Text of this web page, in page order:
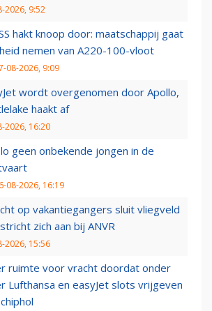
2026, 9:52
hakt knoop door: maatschappij gaat
nemen van A220-100-vloot
08-2026, 9:09
wordt overgenomen door Apollo,
haakt af
2026, 16:20
geen onbekende jongen in de
08-2026, 16:19
op vakantiegangers sluit vliegveld
zich aan bij ANVR
2026, 15:56
ruimte voor vracht doordat onder
Lufthansa en easyJet slots vrijgeven